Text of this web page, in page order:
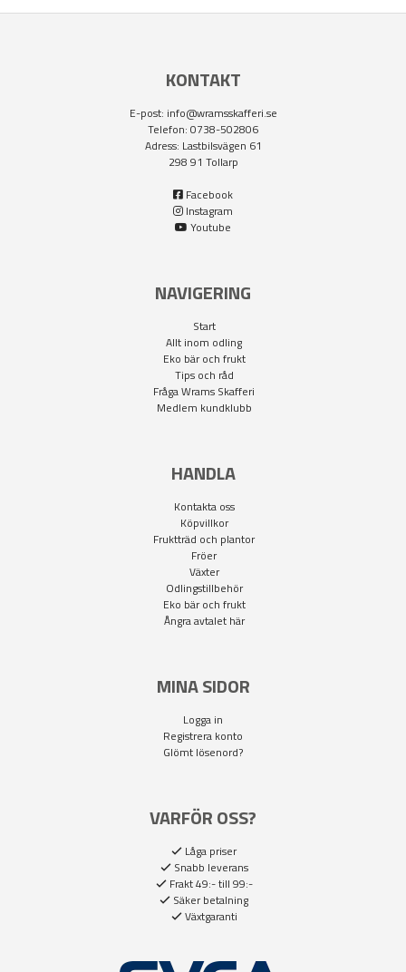
KONTAKT
E-post: info@wramsskafferi.se
Telefon: 0738-502806
Adress: Lastbilsvägen 61
298 91 Tollarp
Facebook
Instagram
Youtube
NAVIGERING
Start
Allt inom odling
Eko bär och frukt
Tips och råd
Fråga Wrams Skafferi
Medlem kundklubb
HANDLA
Kontakta oss
Köpvillkor
Fruktträd och plantor
Fröer
Växter
Odlingstillbehör
Eko bär och frukt
Ångra avtalet här
MINA SIDOR
Logga in
Registrera konto
Glömt lösenord?
VARFÖR OSS?
Låga priser
Snabb leverans
Frakt 49:- till 99:-
Säker betalning
Växtgaranti